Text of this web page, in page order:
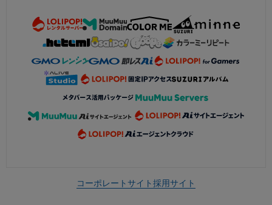
コーポレートサイト採用サイト